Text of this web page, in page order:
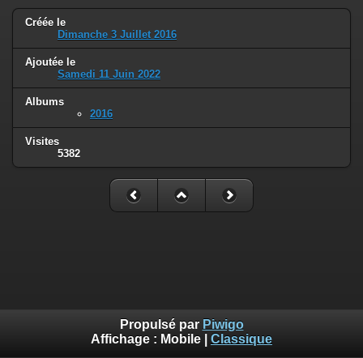
Créée le
Dimanche 3 Juillet 2016
Ajoutée le
Samedi 11 Juin 2022
Albums
2016
Visites
5382
Propulsé par Piwigo
Affichage : Mobile Classique